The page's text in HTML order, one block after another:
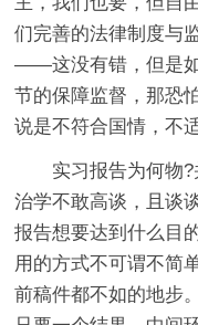
们完善的法律制度与
——这没有错，但是
节的保障监督，那恐
说是不符合国情，不
实习报告为何物?
治学不敢高谈，且谈
报告想要达到什么目
用的方式不可谓不简
前稿件都不如的地步